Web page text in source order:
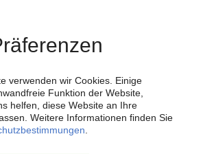
bereits seit 1996 die Fach-
der Branche mit täglichen
das Thema "Kunststoffe". Im Fokus
ist dabei die Preisentwicklung für